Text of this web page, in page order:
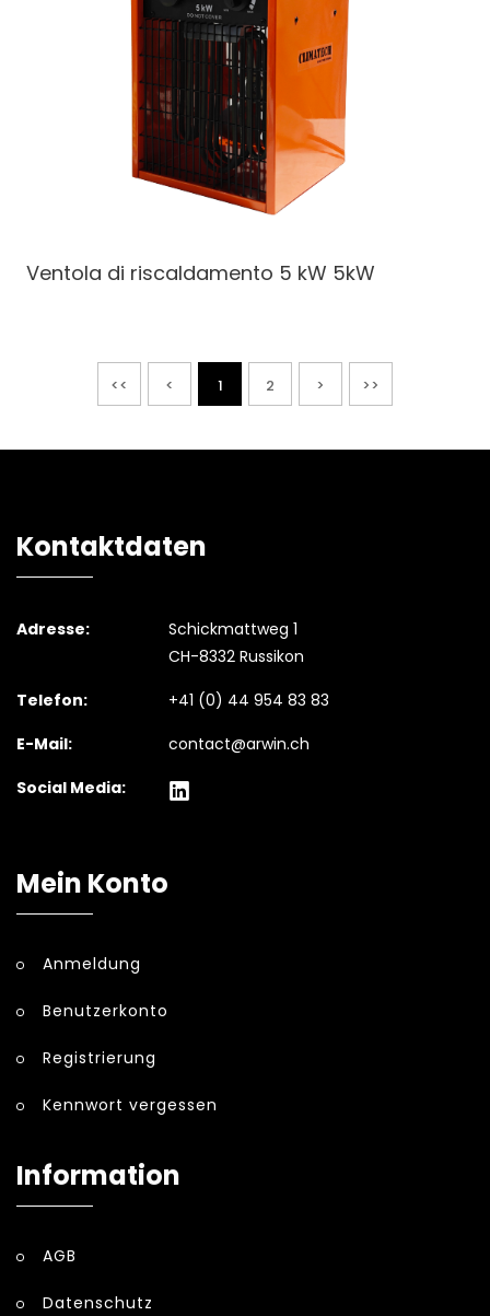
Ventola di riscaldamento 5 kW 5kW
<< < 1 2 > >>
Kontaktdaten
Adresse:
Schickmattweg 1
CH-8332 Russikon
Telefon:
+41 (0) 44 954 83 83
E-Mail:
contact@arwin.ch
Social Media:
Mein Konto
Anmeldung
Benutzerkonto
Registrierung
Kennwort vergessen
Information
AGB
Datenschutz